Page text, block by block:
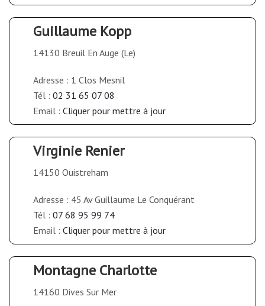
Guillaume Kopp
14130 Breuil En Auge (Le)
Adresse : 1 Clos Mesnil
Tél : 02 31 65 07 08
Email : Cliquer pour mettre à jour
Virginie Renier
14150 Ouistreham
Adresse : 45 Av Guillaume Le Conquérant
Tél : 07 68 95 99 74
Email : Cliquer pour mettre à jour
Montagne Charlotte
14160 Dives Sur Mer